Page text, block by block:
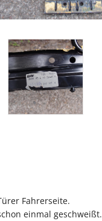
Fahrerseite.
einmal geschweißt.